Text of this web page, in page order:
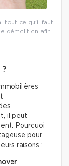
tout ce qu'il faut
démolition afin
?
il peut
Pourquoi
pour
raisons :